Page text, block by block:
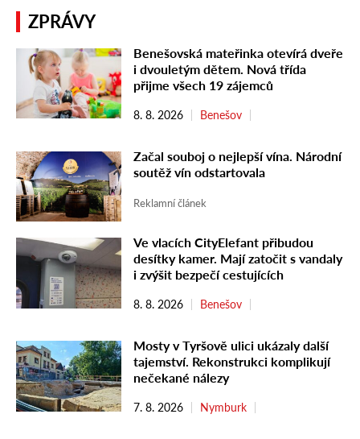
ZPRÁVY
Benešovská mateřinka otevírá dveře
i dvouletým dětem. Nová třída
přijme všech 19 zájemců
8. 8. 2026 Benešov
Začal souboj o nejlepší vína. Národní
soutěž vín odstartovala
Reklamní článek
Ve vlacích CityElefant přibudou
desítky kamer. Mají zatočit s vandaly
i zvýšit bezpečí cestujících
8. 8. 2026 Benešov
Mosty v Tyršově ulici ukázaly další
tajemství. Rekonstrukci komplikují
nečekané nálezy
7. 8. 2026 Nymburk